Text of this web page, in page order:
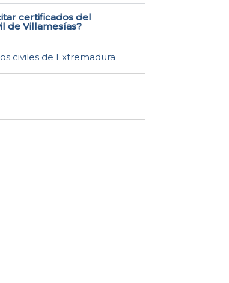
certificados del
de Villamesías​?
civiles de Extremadura